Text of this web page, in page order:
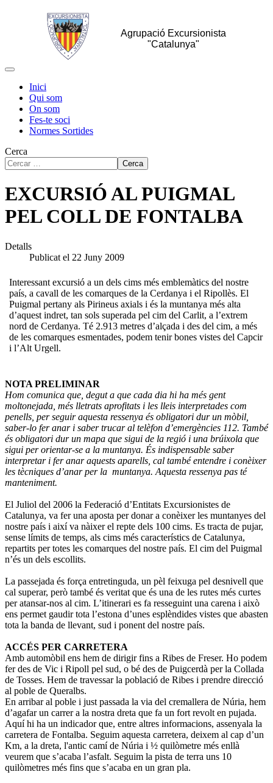
Agrupació Excursionista
"Catalunya"
Inici
Qui som
On som
Fes-te soci
Normes Sortides
Cerca
Cerca
EXCURSIÓ AL PUIGMAL
PEL COLL DE FONTALBA
Detalls
Publicat el 22 Juny 2009
Interessant excursió a un dels cims més emblemàtics del nostre
país, a cavall de les comarques de la Cerdanya i el Ripollès. El
Puigmal pertany als Pirineus axials i és la muntanya més alta
d’aquest indret, tan sols superada pel cim del Carlit, a l’extrem
nord de Cerdanya. Té 2.913 metres d’alçada i des del cim, a més
de les comarques esmentades, podem tenir bones vistes del Capcir
i l’Alt Urgell.
NOTA PRELIMINAR
Hom comunica que, degut a que cada dia hi ha més gent
moltonejada, més lletrats aprofitats i les lleis interpretades com
penells, per seguir aquesta ressenya és obligatori dur un mòbil,
saber-lo fer anar i saber trucar al telèfon d’emergències 112. També
és obligatori dur un mapa que sigui de la regió i una brúixola que
sigui per orientar-se a la muntanya. És indispensable saber
interpretar i fer anar aquests aparells, cal també entendre i conèixer
les tècniques d’anar per la muntanya. Aquesta ressenya pas té
manteniment.
El Juliol del 2006 la Federació d’Entitats Excursionistes de
Catalunya, va fer una aposta per donar a conèixer les muntanyes del
nostre país i així va nàixer el repte dels 100 cims. Es tracta de pujar,
sense límits de temps, als cims més característics de Catalunya,
repartits per totes les comarques del nostre país. El cim del Puigmal
n’és un dels escollits.
La passejada és força entretinguda, un pèl feixuga pel desnivell que
cal superar, però també és veritat que és una de les rutes més curtes
per atansar-nos al cim. L’itinerari es fa resseguint una carena i això
ens permet gaudir tota l’estona d’unes esplèndides vistes que abasten
tota la banda de llevant, sud i ponent del nostre país.
ACCÉS PER CARRETERA
Amb automòbil ens hem de dirigir fins a Ribes de Freser. Ho podem
fer des de Vic i Ripoll pel sud, o bé des de Puigcerdà per la Collada
de Tosses. Hem de travessar la població de Ribes i prendre direcció
al poble de Queralbs.
En arribar al poble i just passada la via del cremallera de Núria, hem
d’agafar un carrer a la nostra dreta que fa un fort revolt en pujada.
Aquí hi ha un indicador que, entre altres informacions, assenyala la
carretera de Fontalba. Seguim aquesta carretera, deixem al cap d’un
Km, a la dreta, l'antic camí de Núria i ½ quilòmetre més enllà
veurem que s’acaba l’asfalt. Seguim la pista de terra uns 10
quilòmetres més fins que s’acaba en un gran pla.